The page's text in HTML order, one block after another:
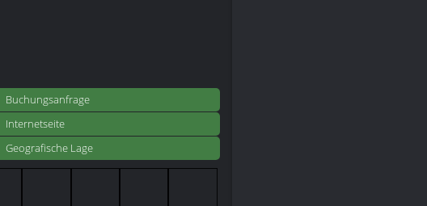
Buchungsanfrage
Internetseite
Geografische Lage